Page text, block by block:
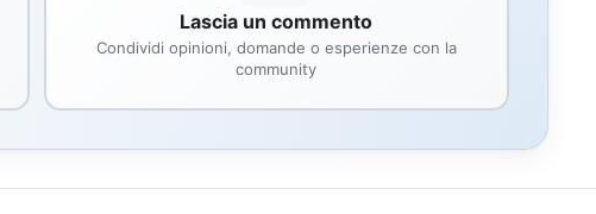
Lascia un commento
Condividi opinioni, domande o esperienze con la
community